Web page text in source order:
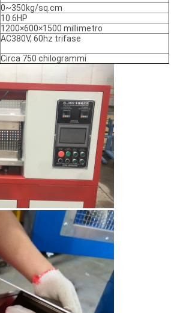
0~350kg/sq.cm
10.6HP
1200×600×1500 millimetro
AC380V, 60hz trifase
Circa 750 chilogrammi